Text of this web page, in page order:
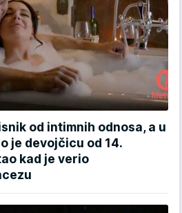
od intimnih odnosa, a u
je devojčicu od 14.
kad je verio